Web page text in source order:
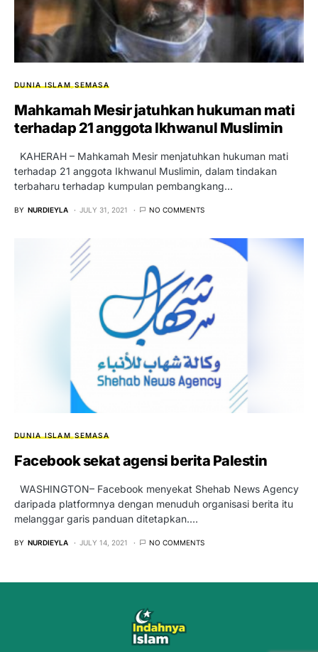
DUNIA ISLAM SEMASA
Mahkamah Mesir jatuhkan hukuman mati
terhadap 21 anggota Ikhwanul Muslimin
KAHERAH – Mahkamah Mesir menjatuhkan hukuman mati
terhadap 21 anggota Ikhwanul Muslimin, dalam tindakan
terbaharu terhadap kumpulan pembangkang…
BY NURDIEYLA JULY 31, 2021 NO COMMENTS
DUNIA ISLAM SEMASA
Facebook sekat agensi berita Palestin
WASHINGTON– Facebook menyekat Shehab News Agency
daripada platformnya dengan menuduh organisasi berita itu
melanggar garis panduan ditetapkan.…
BY NURDIEYLA JULY 14, 2021 NO COMMENTS